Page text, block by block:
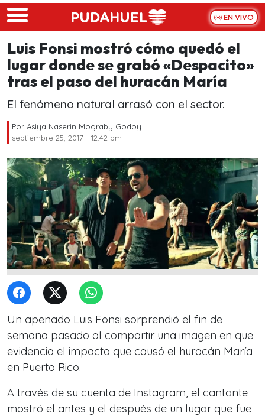
Skip to main content
EN VIVO
Luis Fonsi mostró cómo quedó el
lugar donde se grabó «Despacito»
tras el paso del huracán María
El fenómeno natural arrasó con el sector.
Por Asiya Naserin Mograby Godoy
septiembre 25, 2017 - 12:42 pm
Un apenado Luis Fonsi sorprendió el fin de
semana pasado al compartir una imagen en que
evidencia el impacto que causó el huracán María
en Puerto Rico.
A través de su cuenta de Instagram, el cantante
mostró el antes y el después de un lugar que fue